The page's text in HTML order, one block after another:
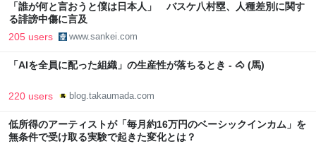
「誰が何と言おうと僕は日本人」 バスケ八村塁、人種差別に関す
る誹謗中傷に言及
205 users www.sankei.com
「AIを全員に配った組織」の生産性が落ちるとき - 🐴 (馬)
220 users blog.takaumada.com
低所得のアーティストが「毎月約16万円のベーシックインカム」を
無条件で受け取る実験で起きた変化とは？